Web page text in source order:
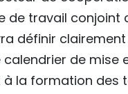
de travail conjoint
définir
calendrier de
la formation des